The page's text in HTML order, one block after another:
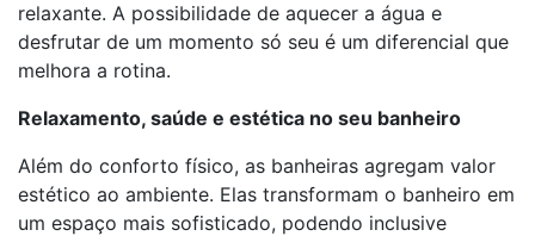
relaxante. A possibilidade de aquecer a água e
desfrutar de um momento só seu é um diferencial que
melhora a rotina.
Relaxamento, saúde e estética no seu banheiro
Além do conforto físico, as banheiras agregam valor
estético ao ambiente. Elas transformam o banheiro em
um espaço mais sofisticado, podendo inclusive